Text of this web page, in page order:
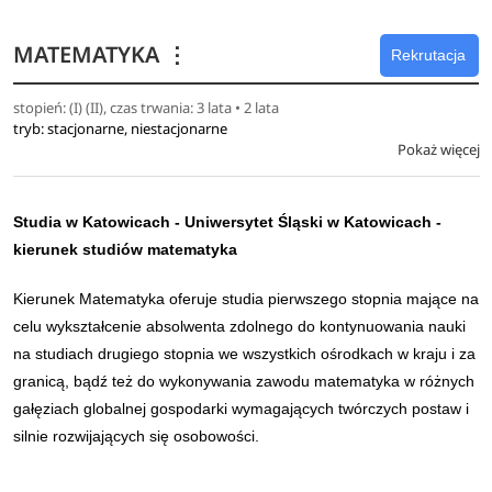
Stacjonarne studia II stopnia na kierunku Inżynieria
materiałowa trwają 3 semestry i kończą się zrealizowaniem
pracy dyplomowej i uzyskaniem tytułu magistra inżynierii
materiałowej.
MATEMATYKA ⋮ Rekrutacja
stopień: (I) (II), czas trwania: 3 lata • 2 lata
tryb: stacjonarne, niestacjonarne
Pokaż więcej
Studia w Katowicach -Uniwersytet Śląski w Katowicach-
kierunek studiów matematyka
Kierunek Matematyka oferuje studia pierwszego stopnia mające na
celu wykształcenie absolwenta zdolnego do kontynuowania nauki
na studiach drugiego stopnia we wszystkich ośrodkach w kraju i za
granicą, bądź też do wykonywania zawodu matematyka w różnych
gałęziach globalnej gospodarki wymagających twórczych postaw i
silnie rozwijających się osobowości.